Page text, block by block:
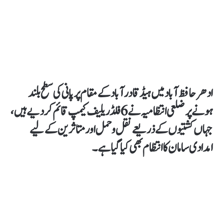
ادھر حافظ آباد میں ہیڈ قادر آباد کے مقام پر پانی کی سطح بلند
ہونے پر ضلعی انتظامیہ نے 6 فلڈ ریلیف کیمپ قائم کر دیے ہیں،
جہاں کشتیوں کے ذریعے نقل و حمل اور متاثرین کے لیے
امدادی سامان کا انتظام بھی کیا گیا ہے۔